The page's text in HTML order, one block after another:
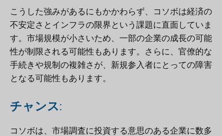
こうした強みがあるにもかかわらず、コソボは経済の
不安定さとインフラの限界という課題に直面していま
す。市場規模が小さいため、一部の企業の成長の可能
性が制限される可能性もあります。さらに、官僚的な
手続きや規制の複雑さが、新規参入者にとっての障害
となる可能性もあります。
チャンス:
コソボは、市場調査に投資する意思のある企業に数多